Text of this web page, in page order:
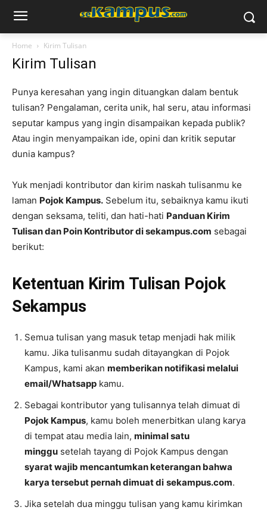
Home Kirim Tulisan
Kirim Tulisan
Punya keresahan yang ingin dituangkan dalam bentuk
tulisan? Pengalaman, cerita unik, hal seru, atau informasi
seputar kampus yang ingin disampaikan kepada publik?
Atau ingin menyampaikan ide, opini dan kritik seputar
dunia kampus?
Yuk menjadi kontributor dan kirim naskah tulisanmu ke
laman Pojok Kampus. Sebelum itu, sebaiknya kamu ikuti
dengan seksama, teliti, dan hati-hati Panduan Kirim
Tulisan dan Poin Kontributor di sekampus.com sebagai
berikut:
Ketentuan Kirim Tulisan Pojok
Sekampus
Semua tulisan yang masuk tetap menjadi hak milik
kamu. Jika tulisanmu sudah ditayangkan di Pojok
Kampus, kami akan memberikan notifikasi melalui
email/Whatsapp kamu.
Sebagai kontributor yang tulisannya telah dimuat di
Pojok Kampus, kamu boleh menerbitkan ulang karya
di tempat atau media lain, minimal satu
minggu setelah tayang di Pojok Kampus dengan
syarat wajib mencantumkan keterangan bahwa
karya tersebut pernah dimuat di sekampus.com.
Jika setelah dua minggu tulisan yang kamu kirimkan